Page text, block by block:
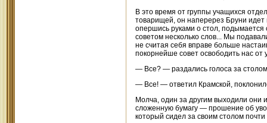
В это время от группы учащихся
товарищей, он наперерез Бруни идет
опершись руками о стол, подымается
советом несколько слов... Мы
не считая себя вправе больше
покорнейше совет освободить нас от
— Все? — раздались голоса за
— Все! — ответил Крамской,
Молча, один за другим выходили они
сложенную бумагу — прошение об
который сидел за своим столом